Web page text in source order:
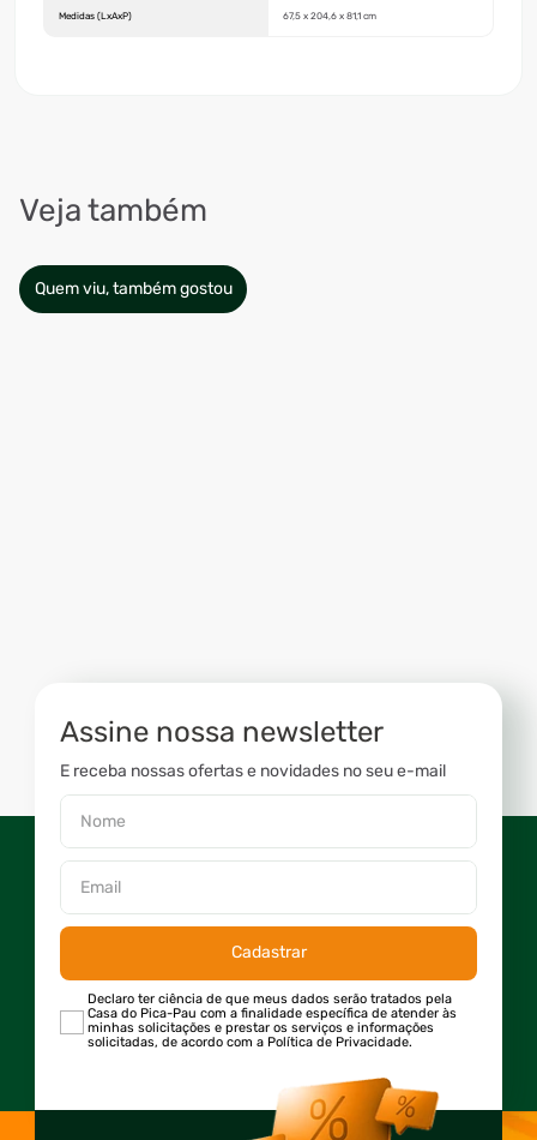
Medidas (LxAxP) 67,5 x 204,6 x 81,1 cm
Veja também
Quem viu, também gostou
Assine nossa newsletter
E receba nossas ofertas e novidades no seu e-mail
Cadastrar
Declaro ter ciência de que meus dados serão tratados pela
Casa do Pica-Pau com a finalidade específica de atender às
minhas solicitações e prestar os serviços e informações
solicitadas, de acordo com a Política de Privacidade.